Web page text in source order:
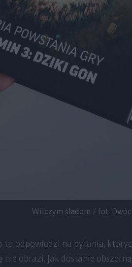
Wilczym śladem / fot.
tu odpowiedzi na pytania,
nie obrazi, jak dostanie